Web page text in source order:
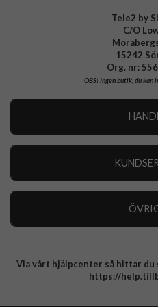
Tele2 by
C/O
15242
Org. nr:
OBS!Ingen butik, du kan
Integritetspolicy
Via vårt hjälpcenter så hittar du
https://